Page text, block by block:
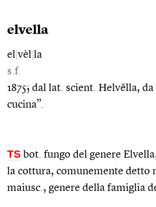
elvella
el vèl la
s.f.
1875; dal lat. scient. Helvĕlla,
cucina”.
TS bot. fungo del genere
la cottura, comunemente detto
maiusc., genere della famiglia